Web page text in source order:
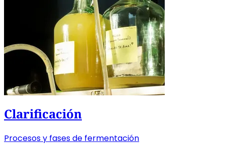
Clarificación
Procesos y fases de fermentación